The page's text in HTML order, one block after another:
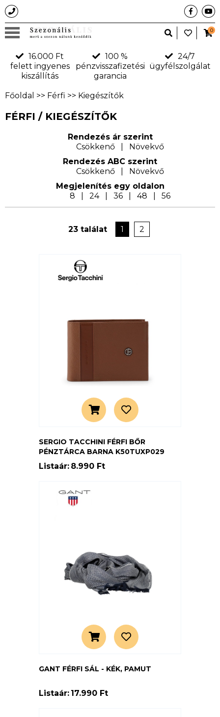
0
16.000 Ft
felett ingyenes
kiszállítás
100 %
pénzvisszafizetési
garancia
24/7
ügyfélszolgálat
Főoldal >> Férfi >> Kiegészítők
FÉRFI / KIEGÉSZÍTŐK
Rendezés ár szerint
Csökkenő
Növekvő
Rendezés ABC szerint
Csökkenő
Növekvő
Megjelení­tés egy oldalon
8
24| 36 48 56
23 találat 1 2
SERGIO TACCHINI FÉRFI BŐR
PÉNZTÁRCA BARNA K50TUXP029
Listaár: 8.990 Ft
GANT FÉRFI SÁL - KÉK, PAMUT
Listaár: 17.990 Ft